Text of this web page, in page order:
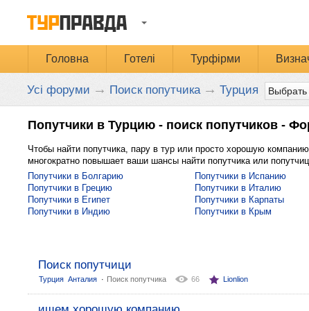
Головна Готелі Турфірми
Усі форуми → Поиск попутчика → Турция
Попутчики в Турцию - поиск попутчиков -
Чтобы найти попутчика, пару в тур или просто хорошую
многократно повышает ваши шансы найти попутчика или
Попутчики в Болгарию
Попутчики в Грецию
Попутчики в Египет
Попутчики в Индию
Попутчики в Испанию
Попутчики в Италию
Попутчики в Карпаты
Попутчики в Крым
Поиск попутчици
Турция Анталия Поиск попутчика 66 Lionlion